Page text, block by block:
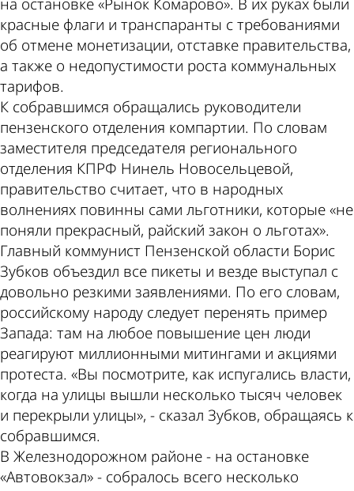
красные флаги и транспаранты с требованиями
об отмене монетизации, отставке правительства,
а также о недопустимости роста коммунальных
тарифов.
К собравшимся обращались руководители
пензенского отделения компартии. По словам
заместителя председателя регионального
отделения КПРФ Нинель Новосельцевой,
правительство считает, что в народных
волнениях повинны сами льготники, которые «не
поняли прекрасный, райский закон о льготах».
Главный коммунист Пензенской области Борис
Зубков объездил все пикеты и везде выступал с
довольно резкими заявлениями. По его словам,
российскому народу следует перенять пример
Запада: там на любое повышение цен люди
реагируют миллионными митингами и акциями
протеста. «Вы посмотрите, как испугались власти,
когда на улицы вышли несколько тысяч человек
и перекрыли улицы», - сказал Зубков, обращаясь к
собравшимся.
В Железнодорожном районе - на остановке
«Автовокзал» - собралось всего несколько